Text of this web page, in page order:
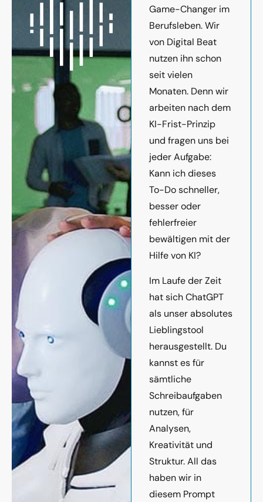
Game-Changer im
Berufsleben. Wir
von Digital Beat
nutzen ihn schon
seit vielen
Monaten. Denn wir
arbeiten nach dem
KI-Frist-Prinzip
und fragen uns bei
jeder Aufgabe:
Kann ich dieses
To-Do schneller,
besser oder
fehlerfreier
bewältigen mit der
Hilfe von KI?
Im Laufe der Zeit
hat sich ChatGPT
als unser absolutes
Lieblingstool
herausgestellt. Du
kannst es für
sämtliche
Schreibaufgaben
nutzen, für
Analysen,
Kreativität und
Struktur. All das
haben wir in
diesem Prompt